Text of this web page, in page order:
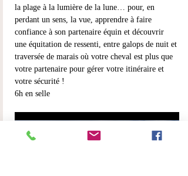
la plage à la lumière de la lune… pour, en
perdant un sens, la vue, apprendre à faire
confiance à son partenaire équin et découvrir
une équitation de ressenti, entre galops de nuit et
traversée de marais où votre cheval est plus que
votre partenaire pour gérer votre itinéraire et
votre sécurité !
6h en selle